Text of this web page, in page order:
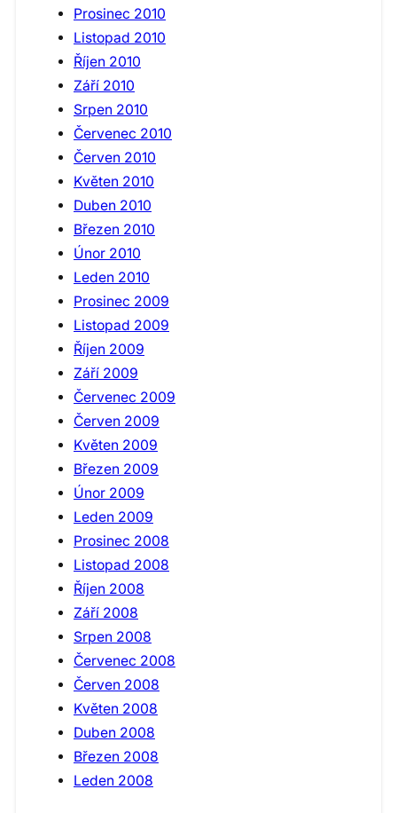
Prosinec 2010
Listopad 2010
Říjen 2010
Září 2010
Srpen 2010
Červenec 2010
Červen 2010
Květen 2010
Duben 2010
Březen 2010
Únor 2010
Leden 2010
Prosinec 2009
Listopad 2009
Říjen 2009
Září 2009
Červenec 2009
Červen 2009
Květen 2009
Březen 2009
Únor 2009
Leden 2009
Prosinec 2008
Listopad 2008
Říjen 2008
Září 2008
Srpen 2008
Červenec 2008
Červen 2008
Květen 2008
Duben 2008
Březen 2008
Leden 2008